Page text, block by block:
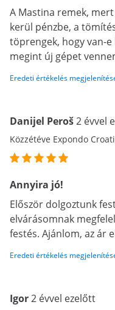
A Mastina remek,
kerül pénzbe, a
töprengek, hogy van-
megint új gépet
Eredeti értékelés
Danijel Peroš2 évvel
Közzétéve Expondo
Annyira jó!
Először dolgoztunk
elvárásomnak
festés. Ajánlom, az ár
Eredeti értékelés
Igor2 évvel ezelőtt